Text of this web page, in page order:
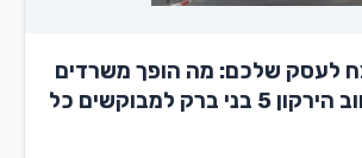
לעסק שלכם: מה הופך משרדים
להשכרה ברחוב הירקון 5 בני ברק למבוקשים כל